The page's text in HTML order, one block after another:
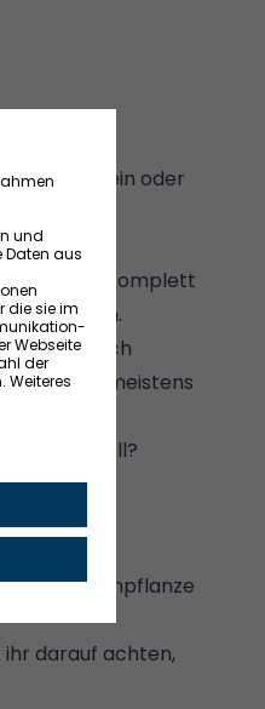
sein oder
auch
nicht komplett
hindurch.
wächst auch
Hecken meistens
werden soll?
einen
Heckenpflanze
darauf achten,